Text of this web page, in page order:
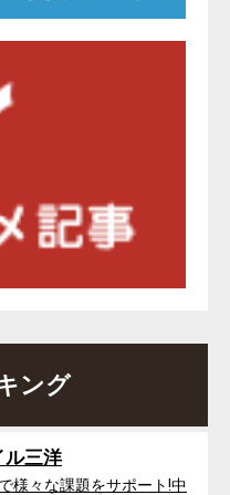
ング
ル三洋
様々な課題をサポート!中